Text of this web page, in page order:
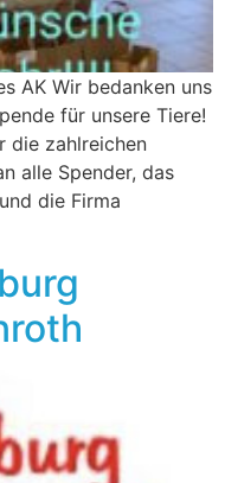
AK Wir bedanken uns
für unsere Tiere!
die zahlreichen
alle Spender, das
die Firma